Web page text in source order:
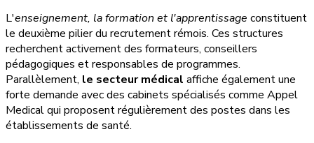
L'enseignement, la formation et l'apprentissage constituent
le deuxième pilier du recrutement rémois. Ces structures
recherchent activement des formateurs, conseillers
pédagogiques et responsables de programmes.
Parallèlement, le secteur médical affiche également une
forte demande avec des cabinets spécialisés comme Appel
Medical qui proposent régulièrement des postes dans les
établissements de santé.